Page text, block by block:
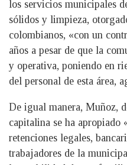
los servicios municipales
sólidos y limpieza,
colombianos, «con un
años a pesar de que la
y operativa, poniendo en
del personal de esta área,
De igual manera, Muñoz,
capitalina se ha apropiado
retenciones legales,
trabajadores de la